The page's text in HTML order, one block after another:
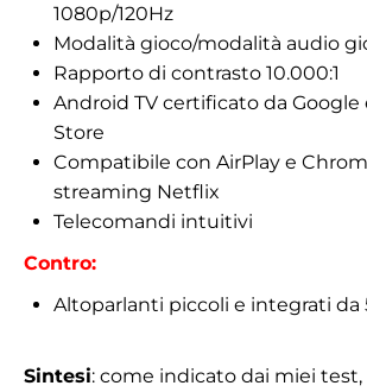
1080p/120Hz
Modalità gioco/modalità audio
Rapporto di contrasto 10.000:1
Android TV certificato da Google
Store
Compatibile con AirPlay e
streaming Netflix
Telecomandi intuitivi
Contro:
Altoparlanti piccoli e integrati da
Sintesi: come indicato dai miei